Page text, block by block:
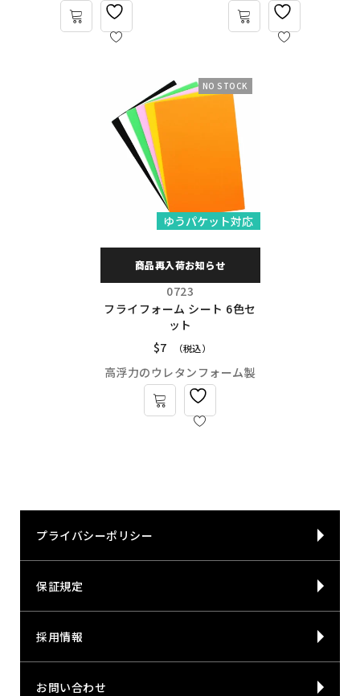
ゆうパケット対応
NO STOCK
商品再入荷お知らせ
0723
フライフォーム シート 6色セ
ット
$7 （税込）
高浮力のウレタンフォーム製
プライバシーポリシー
保証規定
採用情報
お問い合わせ